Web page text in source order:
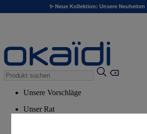
✨ Neue Kollektion: Unsere Neuheiten
Unsere Vorschläge
Unser Rat